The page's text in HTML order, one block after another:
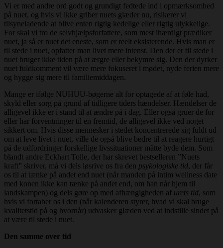
Vi er med andre ord godt og grundigt fedtede ind i opmærksomhed
på nuet, og hvis vi ikke griber nuets glæder nu, risikerer vi
tilsyneladende at blive enten rigtig kedelige eller rigtig ulykkelige.
For skal vi tro de selvhjælpsforfattere, som mest ihærdigt prædiker
nuet, ja så er nuet det eneste, som er reelt eksisterende. Hvis man er
til stede i nuet, opfatter man livet mere intenst. Den der er til stede i
nuet bruger ikke tiden på at ærgre eller bekymre sig. Den der dyrker
nuet fuldkomment vil være mere fokuseret i mødet, nyde ferien mere
og hygge sig mere til familiemiddagen.
Mange er ifølge NUHUU-bøgerne alt for optagede af at føle had,
skyld eller sorg på grund af tidligere tiders hændelser. Hændelser de
alligevel ikke er i stand til at ændre på i dag. Eller også gruer de for
eller har forventninger til en fremtid, de alligevel ikke ved noget
sikkert om. Hvis disse mennesker i stedet koncentrerede sig fuldt ud
om at leve livet i nuet, ville de også blive bedre til at reagere hurtigt
på de udfordringer forskellige livssituationer måtte byde dem. Som
blandt andre Eckhart Tolle, der har skrevet bestselleren ”Nuets
kraft” skriver, må vi dels løsrive os fra den psykologiske tid, der får
os til at tænke på andet end nuet (når manden på intim wellness date
med konen ikke kan tænke på andet end, om han når hjem til
landskampen) og dels gøre op med afhængigheden af urets tid, som
hvis vi fortaber os i den (når kalenderen styrer, hvad vi skal bruge
kvalitetstid på og hvornår) udvasker glæden ved at indstille sindet på
at være til stede i nuet.
Den samme over tid